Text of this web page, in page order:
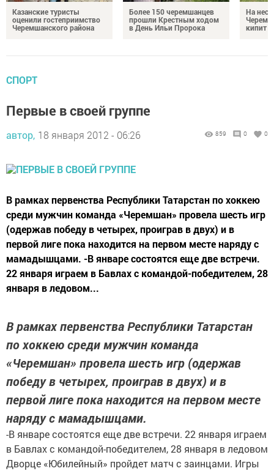
Казанские туристы
оценили гостеприимство
Черемшанского района
Более 150 черемшанцев
прошли Крестным ходом
в День Ильи Пророка
На
кипит
СПОРТ
Первые в своей группе
автор, 18 января 2012 - 06:26 859 0 0
В рамках первенства Республики Татарстан по хоккею
среди мужчин команда «Черемшан» провела шесть игр
(одержав победу в четырех, проиграв в двух) и в
первой лиге пока находится на первом месте наряду с
мамадышцами. -В январе состоятся еще две встречи.
22 января играем в Бавлах с командой-победителем, 28
января в ледовом...
В рамках первенства Республики Татарстан
по хоккею среди мужчин команда
«Черемшан» провела шесть игр (одержав
победу в четырех, проиграв в двух) и в
первой лиге пока находится на первом месте
наряду с мамадышцами.
-В январе состоятся еще две встречи. 22 января играем
в Бавлах с командой-победителем, 28 января в ледовом
Дворце «Юбилейный» пройдет матч с заинцами. Игры